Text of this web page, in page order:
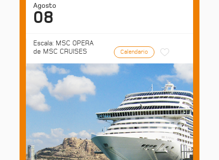
Agosto
08
Escala: MSC OPERA
de MSC CRUISES
Calendario